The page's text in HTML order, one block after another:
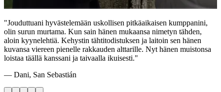
"Jouduttuani hyvästelemään uskollisen pitkäaikaisen kumppanini,
olin surun murtama. Kun sain hänen mukaansa nimetyn tähden,
aloin kyynelehtiä. Kehystin tähtitodistuksen ja laitoin sen hänen
kuvansa viereen pienelle rakkauden alttarille. Nyt hänen muistonsa
loistaa täällä kanssani ja taivaalla ikuisesti."
— Dani, San Sebastián